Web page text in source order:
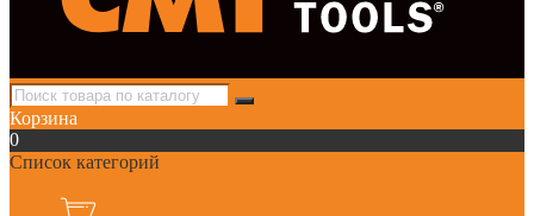
Корзина
0
Список категорий